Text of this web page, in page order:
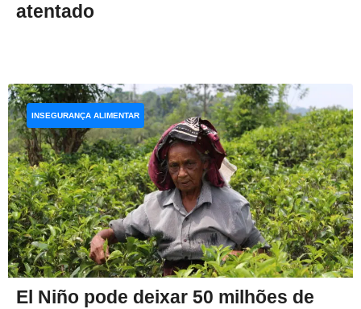
atentado
El Niño pode deixar 50 milhões de
INSEGURANÇA ALIMENTAR